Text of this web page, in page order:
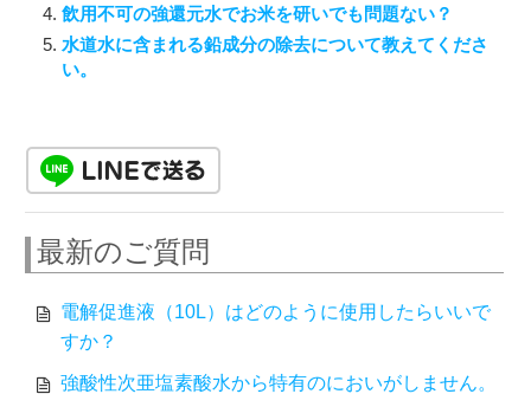
飲用不可の強還元水でお米を研いでも問題ない？
水道水に含まれる鉛成分の除去について教えてくださ
い。
最新のご質問
電解促進液（10L）はどのように使用したらいいで
すか？
強酸性次亜塩素酸水から特有のにおいがしません。